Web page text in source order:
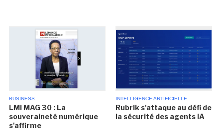
BUSINESS
LMI MAG 30 : La
souveraineté numérique
s'affirme
INTELLIGENCE ARTIFICIELLE
Rubrik s'attaque au défi de
la sécurité des agents IA